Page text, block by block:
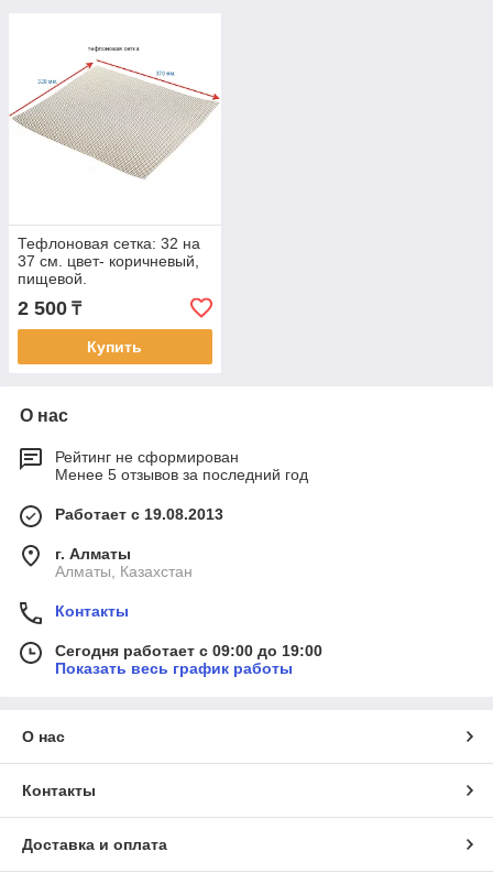
Тефлоновая сетка: 32 на
37 см. цвет- коричневый,
пищевой.
2 500 ₸
Купить
О нас
Рейтинг не сформирован
Менее 5 отзывов за последний год
Работает с 19.08.2013
г. Алматы
Алматы, Казахстан
Контакты
Сегодня работает с 09:00 до 19:00
Показать весь график работы
О нас
Контакты
Доставка и оплата